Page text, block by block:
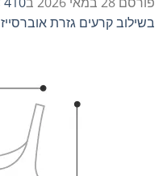
בשילוב קרעים גזרת אוברסייז 124